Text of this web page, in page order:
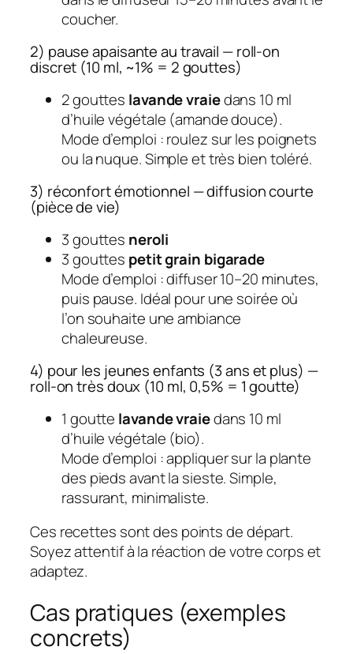
coucher.
2) pause apaisante au travail — roll-on
discret (10 ml, ~1% = 2 gouttes)
2 gouttes lavande vraiedans 10 ml
d’huile végétale (amande douce).
Mode d’emploi : roulez sur les poignets
ou la nuque. Simple et très bien toléré.
3) réconfort émotionnel — diffusion courte
(pièce de vie)
3 gouttes neroli
3 gouttes petit grain bigarade
Mode d’emploi : diffuser 10–20 minutes,
puis pause. Idéal pour une soirée où
l’on souhaite une ambiance
chaleureuse.
4) pour les jeunes enfants (3 ans et plus) —
roll-on très doux (10 ml, 0,5% = 1 goutte)
1 goutte lavande vraiedans 10 ml
d’huile végétale (bio).
Mode d’emploi : appliquer sur la plante
des pieds avant la sieste. Simple,
rassurant, minimaliste.
Ces recettes sont des points de départ.
Soyez attentif à la réaction de votre corps et
adaptez.
Cas pratiques (exemples
concrets)